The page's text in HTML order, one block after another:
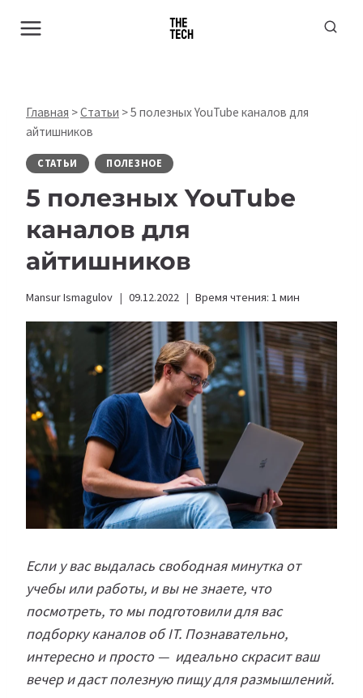
Главная >Статьи >5 полезных YouTube каналов для
айтишников
СТАТЬИ ПОЛЕЗНОЕ
5 полезных YouTube
каналов для
айтишников
Mansur Ismagulov 09.12.2022 Время чтения: 1 мин
Если у вас выдалась свободная минутка от
учебы или работы, и вы не знаете, что
посмотреть, то мы подготовили для вас
подборку каналов об IT. Познавательно,
интересно и просто — идеально скрасит ваш
вечер и даст полезную пищу для размышлений.